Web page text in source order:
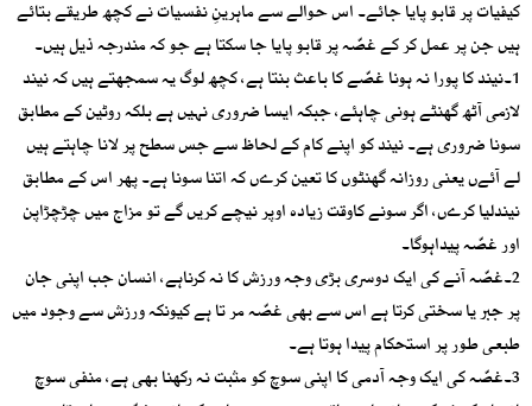
کیفیات پر قابو پایا جائے۔ اس حوالے سے ماہرینِ نفسیات نے کچھ طریقے بتائے
ہیں جن پر عمل کر کے غصّہ پر قابو پایا جا سکتا ہے جو کہ مندرجہ ذیل ہیں۔
1۔نیند کا پورا نہ ہونا غصّے کا باعث بنتا ہے، کچھ لوگ یہ سمجھتے ہیں کہ نیند
لازمی آٹھ گھنٹے ہونی چاہئے، جبکہ ایسا ضروری نہیں ہے بلکہ روٹین کے مطابق
سونا ضروری ہے۔ نیند کو اپنے کام کے لحاظ سے جس سطح پر لانا چاہتے ہیں
لے آئےں یعنی روزانہ گھنٹوں کا تعین کرےں کہ اتنا سونا ہے۔ پھر اس کے مطابق
نیندلیا کرےں، اگر سونے کاوقت زیادہ اوپر نیچے کریں گے تو مزاج میں چڑچڑاپن
اور غصّہ پیداہوگا۔
2۔غصّہ آنے کی ایک دوسری بڑی وجہ ورزش کا نہ کرناہے، انسان جب اپنی جان
پر جبر یا سختی کرتا ہے اس سے بھی غصّہ مر تا ہے کیونکہ ورزش سے وجود میں
طبعی طور پر استحکام پیدا ہوتا ہے۔
3۔غصّہ کی ایک وجہ آدمی کا اپنی سوچ کو مثبت نہ رکھنا بھی ہے، منفی سوچ